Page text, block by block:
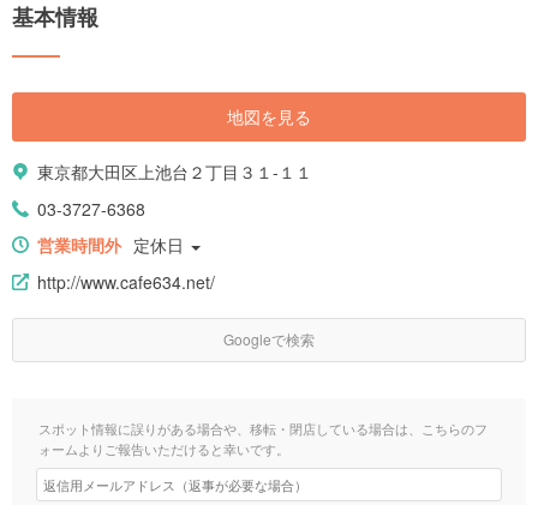
基本情報
地図を見る
東京都大田区上池台２丁目３１-１１
03-3727-6368
営業時間外 定休日
http://www.cafe634.net/
Googleで検索
スポット情報に誤りがある場合や、移転・閉店している場合は、こちらのフ
ォームよりご報告いただけると幸いです。